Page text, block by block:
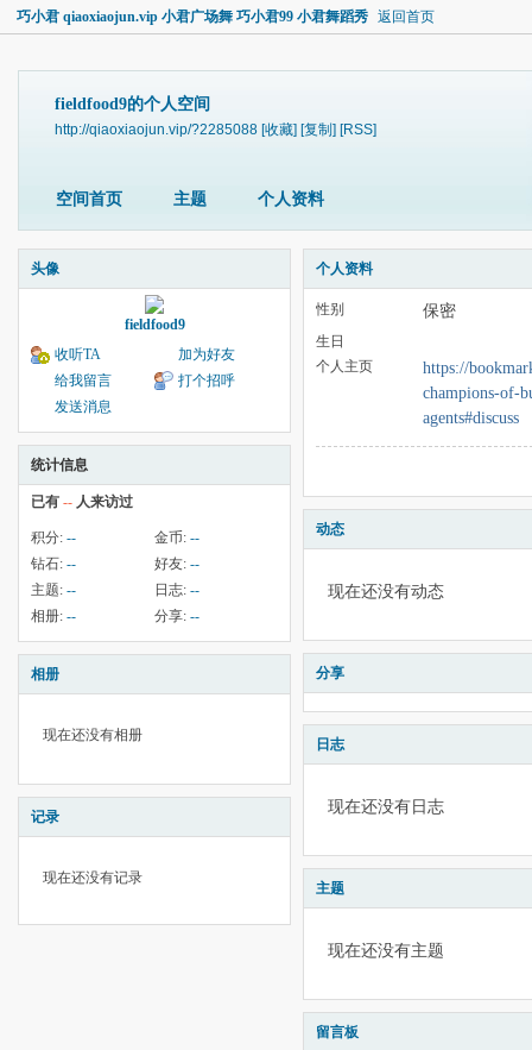
巧小君 qiaoxiaojun.vip 小君广场舞 巧小君99 小君舞蹈秀 返回首页
fieldfood9的个人空间
http://qiaoxiaojun.vip/?2285088 [收藏] [复制] [RSS]
空间首页 主题 个人资料
头像
fieldfood9
收听TA
加为好友
给我留言
打个招呼
发送消息
统计信息
已有 -- 人来访过
积分: -- 金币: --
钻石: -- 好友: --
主题: -- 日志: --
相册: -- 分享: --
相册
现在还没有相册
记录
现在还没有记录
个人资料
性别 保密
生日
个人主页
https://
champions-of-
agents#discuss
动态
现在还没有动态
分享
日志
现在还没有日志
主题
现在还没有主题
留言板